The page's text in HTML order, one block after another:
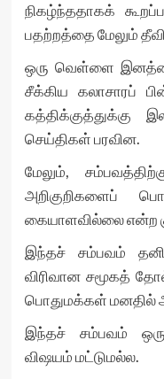
நிகழ்ந்ததாகக்
பதற்றத்தை மேலும்
ஒரு வெள்ளை
சீக்கிய கலாசாரப்
கத்திக்குத்துக்கு
செய்திகள் பரவின.
மேலும்,
அறிகுறிகளைப்
கையாளவில்லை என்ற
இந்தச் சம்பவம்
விரிவான சமூகத்
பொதுமக்கள் மனதில்
இந்தச் சம்பவம் ஒரு
விஷயம் மட்டுமல்ல.